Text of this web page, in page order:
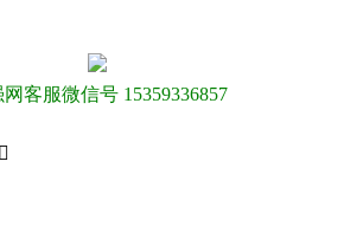
网客服微信号 15359336857
